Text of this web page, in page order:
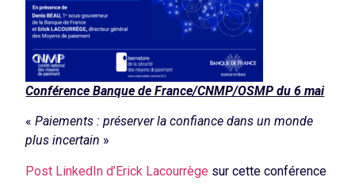
Conférence Banque de France/CNMP/OSMP du 6 mai
«Paiements : préserver la confiance dans un monde
plus incertain »
Post LinkedIn d’Erick Lacourrège sur cette conférence